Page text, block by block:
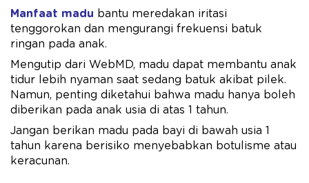
Manfaat madu bantu meredakan iritasi
tenggorokan dan mengurangi frekuensi batuk
ringan pada anak.
Mengutip dari WebMD, madu dapat membantu anak
tidur lebih nyaman saat sedang batuk akibat pilek.
Namun, penting diketahui bahwa madu hanya boleh
diberikan pada anak usia di atas 1 tahun.
Jangan berikan madu pada bayi di bawah usia 1
tahun karena berisiko menyebabkan botulisme atau
keracunan.